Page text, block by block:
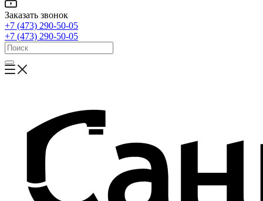
Заказать звонок
+7 (473) 290-50-05
+7 (473) 290-50-05